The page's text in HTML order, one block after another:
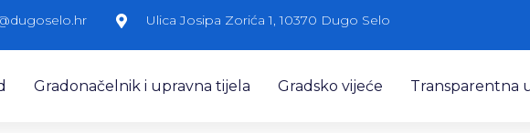
Ulica Josipa Zorića 1, 10370 Dugo Selo
Gradonačelnik i upravna tijela Gradsko vijeće Transparentna